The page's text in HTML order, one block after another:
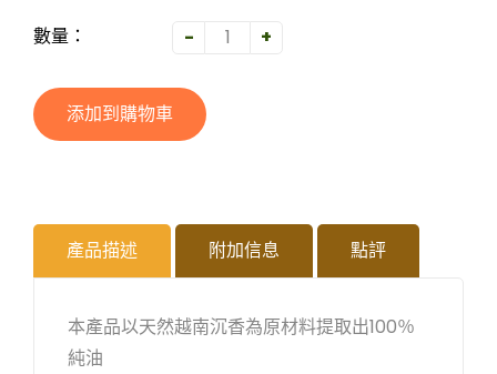
數量： - +
添加到購物車
產品描述 附加信息 點評
本產品以天然越南沉香為原材料提取出100％
純油